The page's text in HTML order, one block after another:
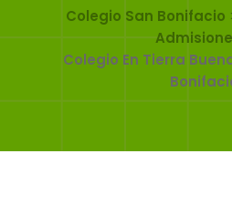
Colegio San Bonifacio
Colegio En Tierra